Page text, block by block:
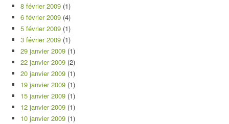
8 février 2009 (1)
6 février 2009 (4)
5 février 2009 (1)
3 février 2009 (1)
29 janvier 2009 (1)
22 janvier 2009 (2)
20 janvier 2009 (1)
19 janvier 2009 (1)
15 janvier 2009 (1)
12 janvier 2009 (1)
10 janvier 2009 (1)